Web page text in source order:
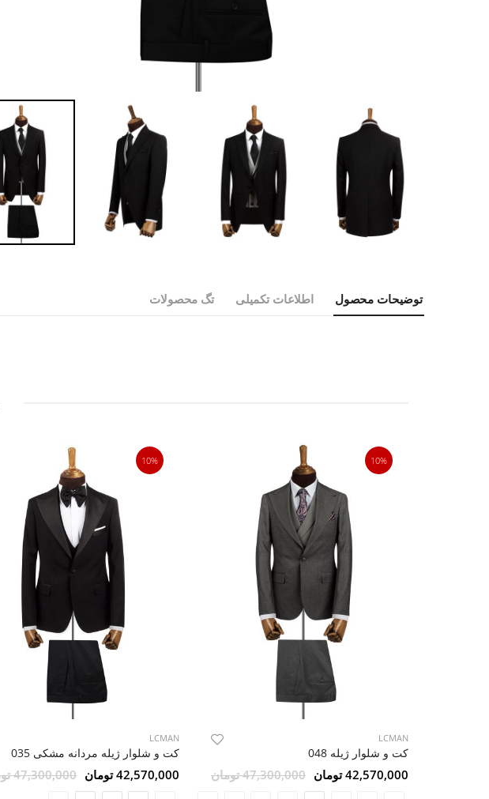
توضیحات محصول اطلاعات تکمیلی تگ محصولات
10%
LCMAN
کت و شلوار ژیله 048
42,570,000 تومان 47,300,000 تومان
10%
LCMAN
کت و شلوار ژیله مردانه مشکی 035
42,570,000 تومان 47,300,000 تومان